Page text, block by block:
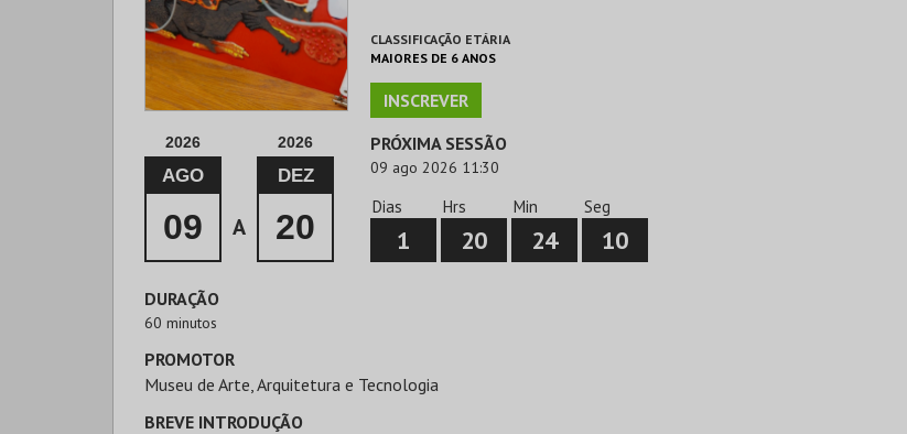
CLASSIFICAÇÃO ETÁRIA
MAIORES DE 6 ANOS
INSCREVER
2026
AGO
09 A
2026
DEZ
20
PRÓXIMA SESSÃO
09 ago 2026 11:30
Dias
1
Hrs
20
Min
24
Seg
9
DURAÇÃO
60 minutos
PROMOTOR
Museu de Arte, Arquitetura e Tecnologia
BREVE INTRODUÇÃO